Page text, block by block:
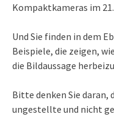
Kompaktkameras im
Und Sie finden in dem
Beispiele, die zeigen,
die Bildaussage
Bitte denken Sie daran,
ungestellte und nicht